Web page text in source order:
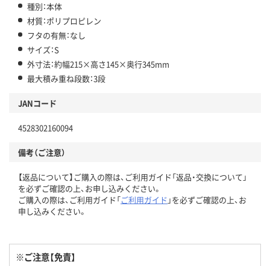
種別：本体
材質：ポリプロピレン
フタの有無：なし
サイズ：S
外寸法：約幅215×高さ145×奥行345mm
最大積み重ね段数：3段
JANコード
4528302160094
備考（ご注意）
【返品について】ご購入の際は、ご利用ガイド「返品・交換について」
を必ずご確認の上、お申し込みください。
ご購入の際は、ご利用ガイド「ご利用ガイド 」を必ずご確認の上、お
申し込みください。
※ご注意【免責】